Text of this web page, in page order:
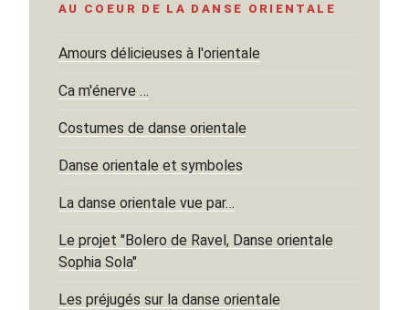
AU COEUR DE LA DANSE ORIENTALE
Amours délicieuses à l'orientale
Ca m'énerve …
Costumes de danse orientale
Danse orientale et symboles
La danse orientale vue par…
Le projet "Bolero de Ravel, Danse orientale
Sophia Sola"
Les préjugés sur la danse orientale